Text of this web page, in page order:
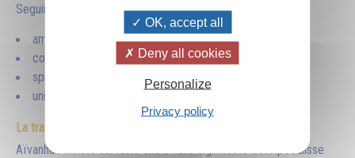
Seguire il Cristo significa sviluppare dentro di sé:
amore universale;
coscienza superiore;
spirito di servizio;
unione con il divino.
La trasformazione personale
Aïvanhov insiste sul fatto che il vero significato dell'Apocalisse
OK, accept all
Deny all cookies
Personalize
Privacy policy